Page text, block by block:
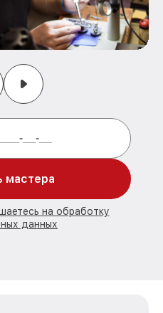
мастера
на обработку
данных